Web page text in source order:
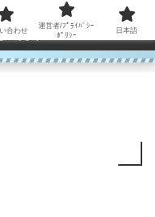
広げます！
合わせ
運営者/ﾌﾟﾗｲﾊﾞｼｰ
ﾎﾟﾘｼｰ
日本語